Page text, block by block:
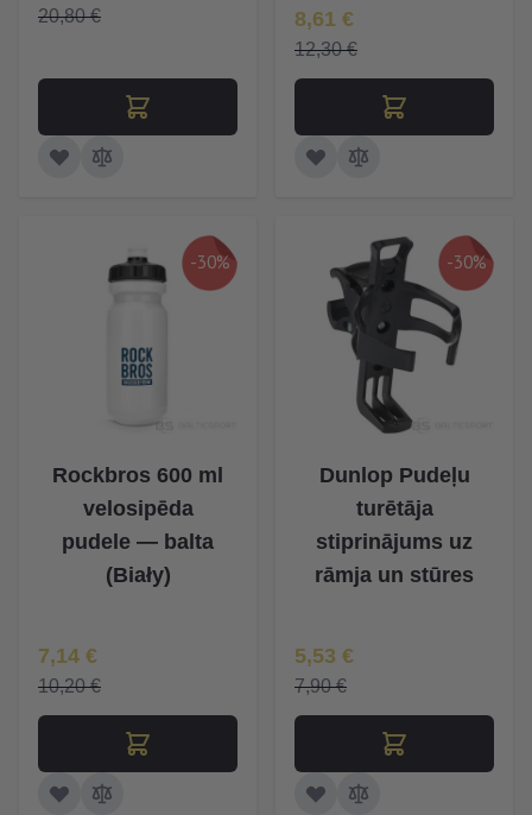
20,80 € Īpaša Cena
8,61 €
12,30 €
-30%
Rockbros 600 ml
velosipēda
pudele — balta
(Biały)
Īpaša Cena
7,14 €
10,20 €
-30%
Dunlop Pudeļu
turētāja
stiprinājums uz
rāmja un stūres
Īpaša Cena
5,53 €
7,90 €